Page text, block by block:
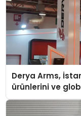
Derya Arms,
ürünlerini ve